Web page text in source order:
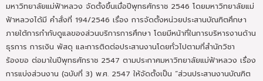
มหาวิทยาลัยแม่ฟ้าหลวง จัดตั้งขึ้นเมื่อปีพุทธศักราช 2546 โดยมหาวิทยาลัยแม่
ฟ้าหลวงได้มี คำสั่งที่ 194/2546 เรื่อง การจัดตั้งหน่วยประสานบัณฑิตศึกษา
ภายใต้การกำกับดูแลของส่วนบริการการศึกษา โดยมีหน้าที่ในการบริหารงานด้าน
ธุรการ การเงิน พัสดุ และการติดต่อประสานงานโดยทั่วไปตามที่สำนักวิชา
ร้องขอ ต่อมาในปีพุทธศักราช 2547 ตามประกาศมหาวิทยาลัยแม่ฟ้าหลวง เรื่อง
การแบ่งส่วนงาน (ฉบับที่ 3) พ.ศ. 2547 ให้จัดตั้งเป็น “ส่วนประสานงานบัณฑิต